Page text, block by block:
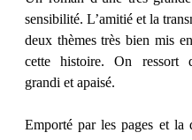
sensibilité. L’amitié et la
deux thèmes très bien mis
cette histoire. On ressort
grandi et apaisé.
Emporté par les pages et la